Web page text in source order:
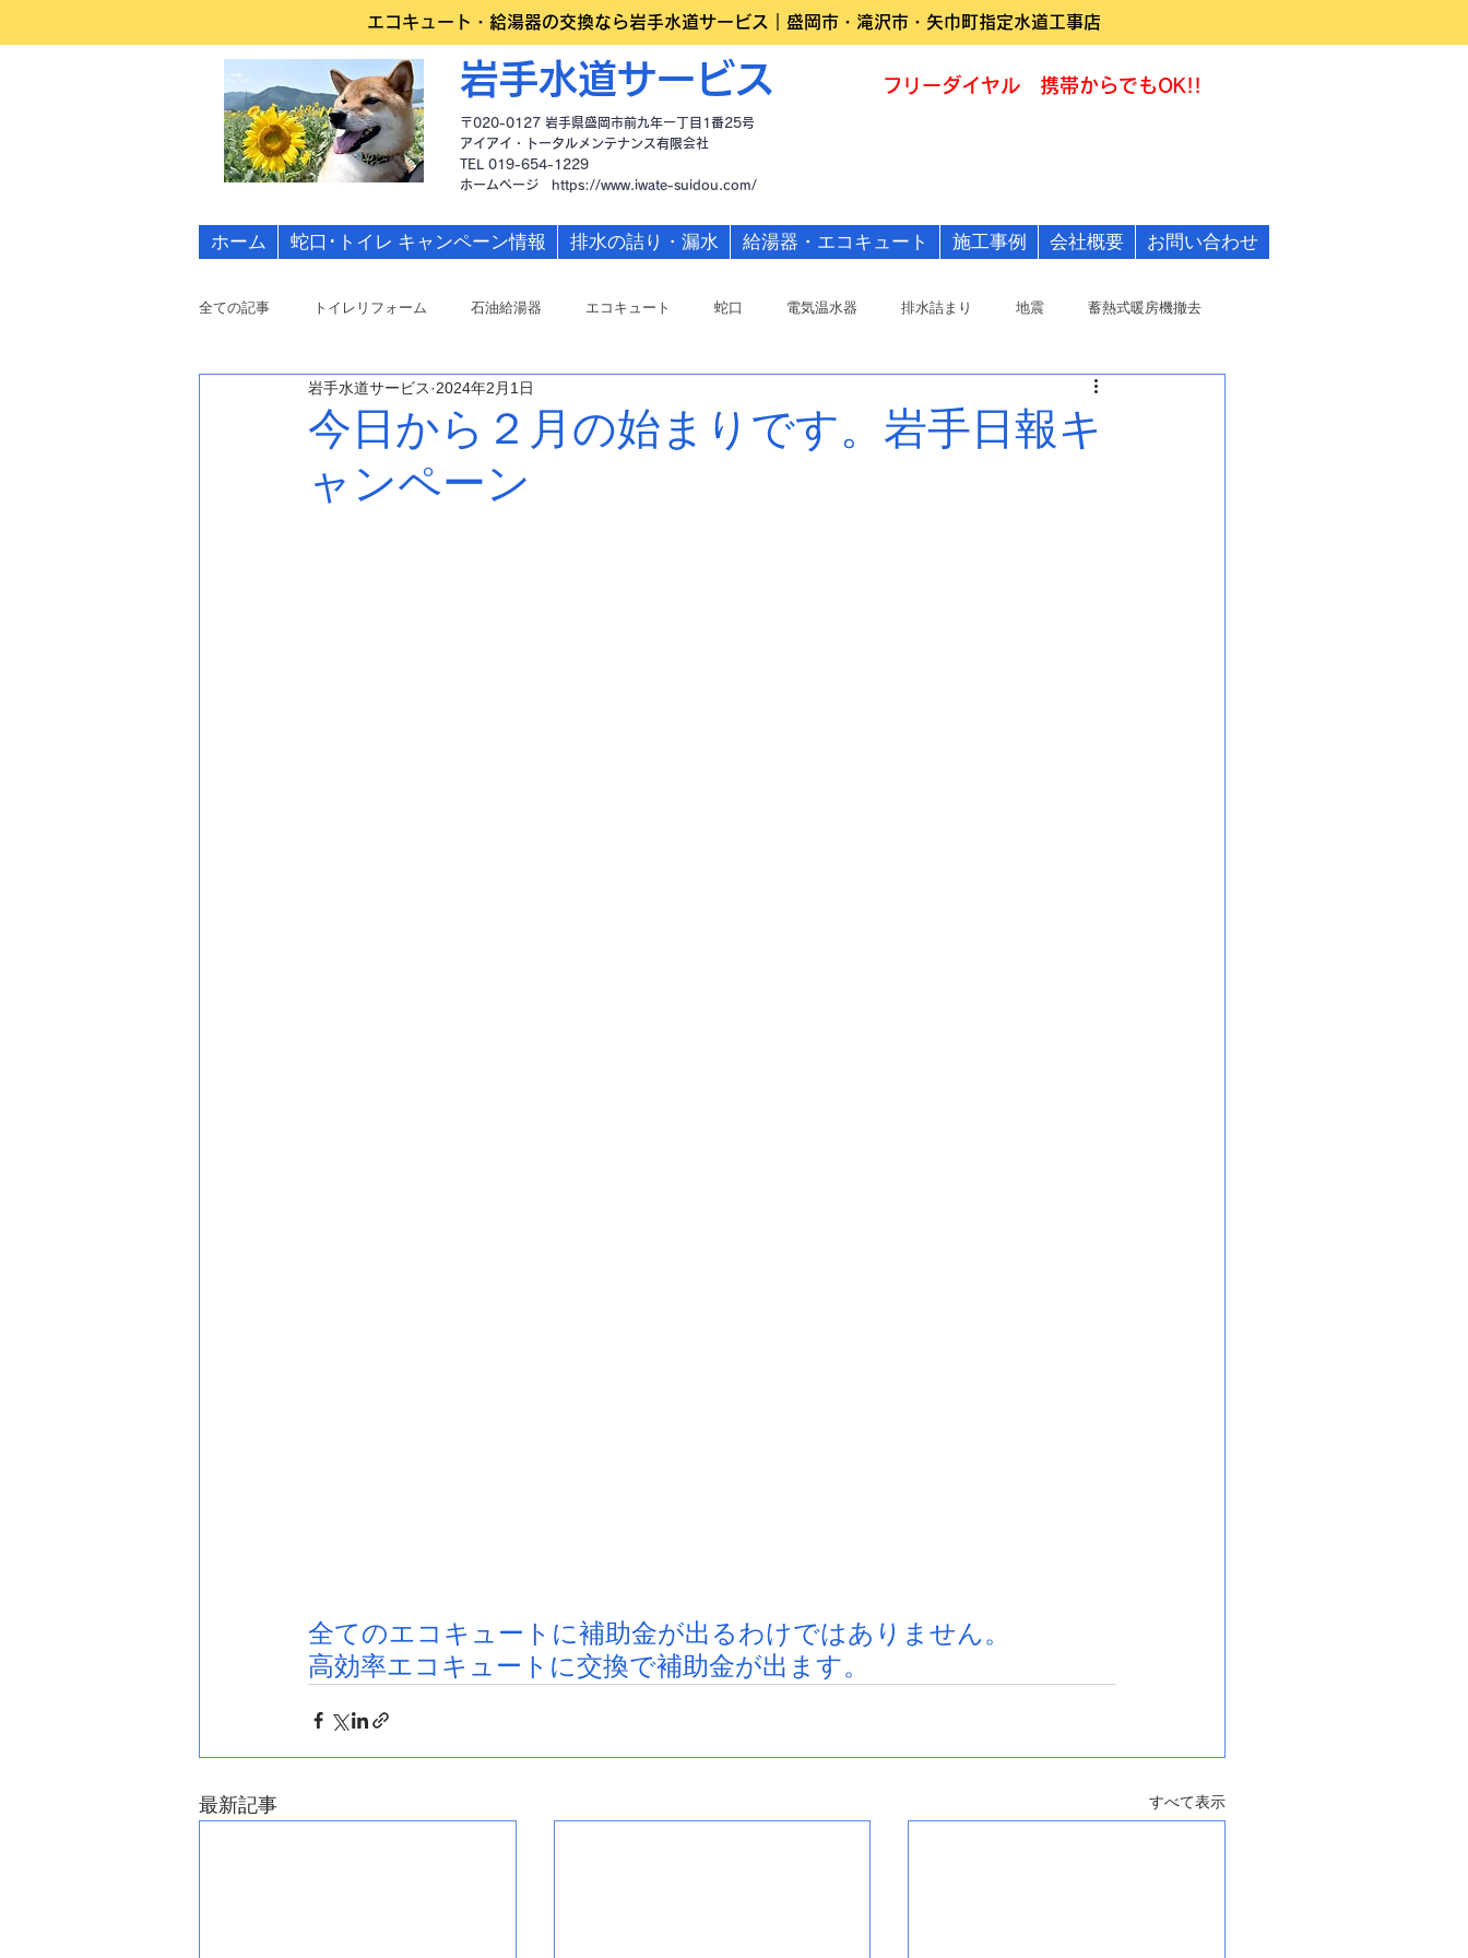
エコキュート・給湯器の交換なら岩手水道サービス｜盛岡市・滝沢市・矢巾町指定水道工事店
岩手水道サービス
〒020-0127 岩手県盛岡市前九年一丁目1番25号
アイアイ・トータルメンテナンス有限会社
TEL 019-654-1229
​ホームページ https://www.iwate-suidou.com/
フリーダイヤル 携帯からでもOK!!
ホーム 蛇口･トイレ キャンペーン情報 排水の詰り・漏水 給湯器・エコキュート 施工事例 会社概要 お問い合わせ
全ての記事 トイレリフォーム 石油給湯器 エコキュート 蛇口 電気温水器 排水詰まり 地震 蓄熱式暖房機撤去
今日から２月の始まりです。岩手日報キ
ャンペーン
岩手水道サービス 2024年2月1日
全てのエコキュートに補助金が出るわけではありません。
高効率エコキュートに交換で補助金が出ます。
最新記事 すべて表示